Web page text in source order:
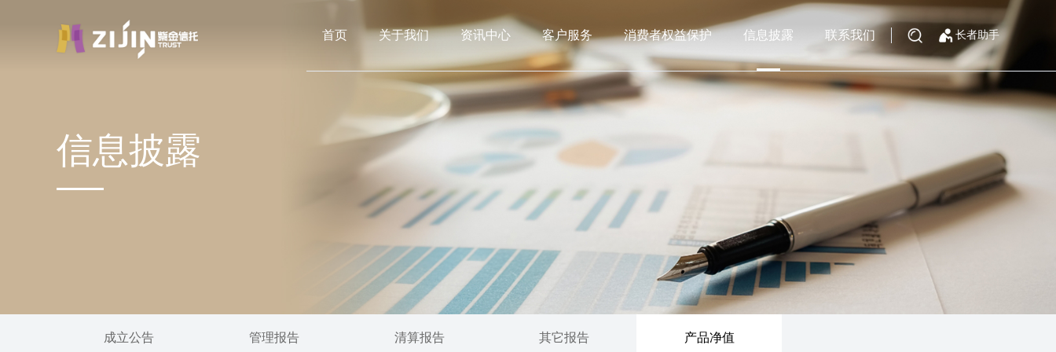
长者助手
首页 关于我们 资讯中心 客户服务 消费者权益保护 信息披露 联系我们
信息披露
成立公告 管理报告 清算报告 其它报告 产品净值